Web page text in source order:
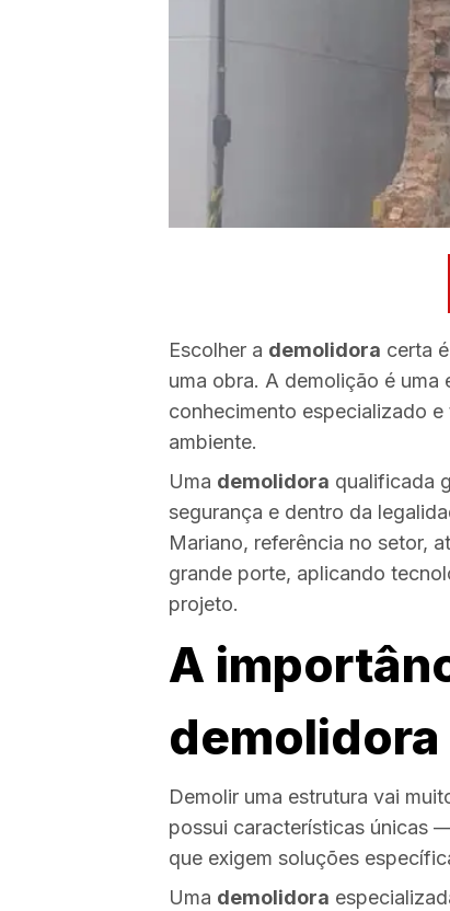
Escolher a demolidora certa
uma obra. A demolição é
conhecimento especializado
ambiente.
Uma demolidora qualificada
segurança e dentro da
Mariano, referência no setor,
grande porte, aplicando
projeto.
A
Demolir uma estrutura vai
possui características únicas
que exigem soluções
Uma demolidora